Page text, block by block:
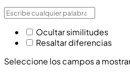
Ocultar similitudes
Resaltar diferencias
Seleccione los campos a